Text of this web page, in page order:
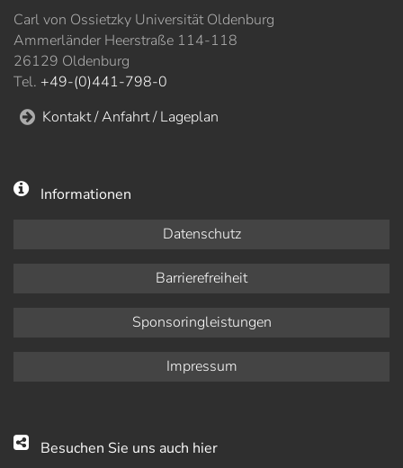
Carl von Ossietzky Universität Oldenburg
Ammerländer Heerstraße 114-118
26129 Oldenburg
Tel. +49-(0)441-798-0
Kontakt / Anfahrt / Lageplan
Informationen
Datenschutz
Barrierefreiheit
Sponsoringleistungen
Impressum
Besuchen Sie uns auch hier